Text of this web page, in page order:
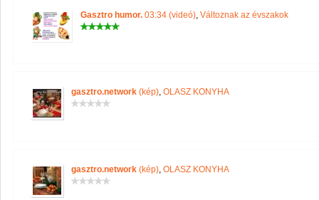
Gasztro humor. 03:34 (videó), Változnak az évszakok
gasztro.network (kép), OLASZ KONYHA
gasztro.network (kép), OLASZ KONYHA